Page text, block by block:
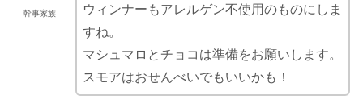
幹事家族
ウィンナーもアレルゲン不使用のものにしま
すね。
マシュマロとチョコは準備をお願いします。
スモアはおせんべいでもいいかも！